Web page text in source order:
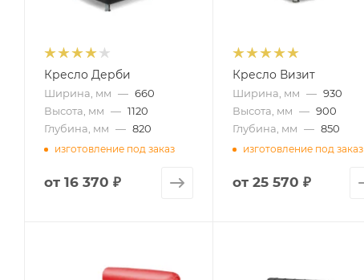
Кресло Дерби
Ширина, мм — 660
Высота, мм — 1120
Глубина, мм — 820
изготовление под заказ
от 16 370 ₽
Кресло Визит
Ширина, мм — 930
Высота, мм — 900
Глубина, мм — 850
изготовление под заказ
от 25 570 ₽